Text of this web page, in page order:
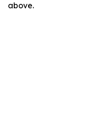
above.